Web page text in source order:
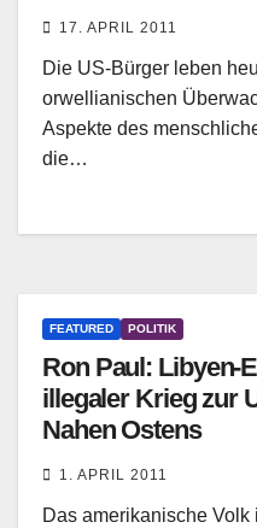
17. APRIL 2011
Die US-Bürger leben
orwellianischen
Aspekte des
die…
FEATURED POLITIK
Ron Paul: Libyen-
illegaler Krieg zur
Nahen Ostens
1. APRIL 2011
Das amerikanische